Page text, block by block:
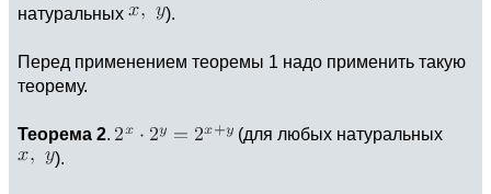
натуральных
).
Перед применением теоремы 1 надо применить такую
теорему.
Теорема 2.
(для любых натуральных
).